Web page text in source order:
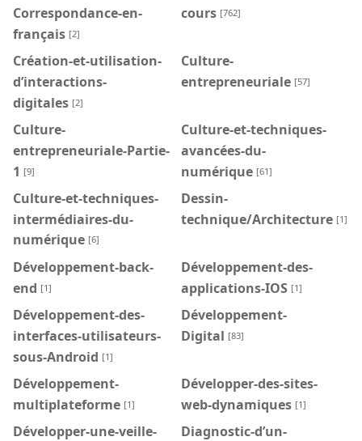
Correspondance-en-
français [2]
cours [762]
Création-et-utilisation-
d’interactions-
digitales [2]
Culture-
entrepreneuriale [57]
Culture-
entrepreneuriale-Partie-
1 [9]
Culture-et-techniques-
avancées-du-
numérique [61]
Culture-et-techniques-
intermédiaires-du-
numérique [6]
Dessin-
technique/Architecture [1]
Développement-back-
end [1]
Développement-des-
applications-IOS [1]
Développement-des-
interfaces-utilisateurs-
sous-Android [1]
Développement-
Digital [83]
Développement-
multiplateforme [1]
Développer-des-sites-
web-dynamiques [1]
Développer-une-veille-
Diagnostic-d’un-